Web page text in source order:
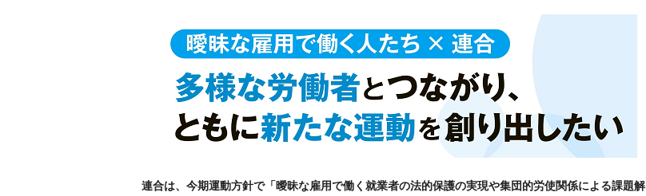
連合は、今期運動方針で「曖昧な雇用で働く就業者の法的保護の実現や集団的労使関係による課題解